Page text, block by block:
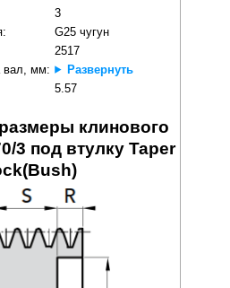
3
G25 чугун
2517
вал, мм:
Развернуть
5.57
клинового
3 под втулку Taper